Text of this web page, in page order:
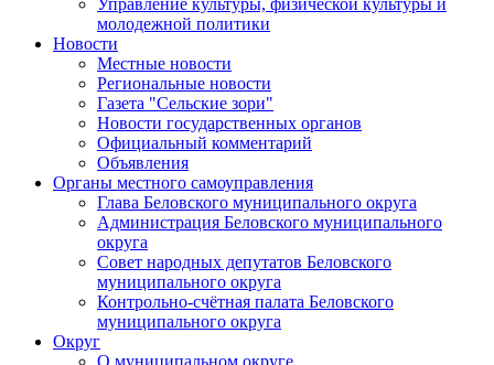
Управление культуры, физической культуры и
молодежной политики
Новости
Местные новости
Региональные новости
Газета "Сельские зори"
Новости государственных органов
Официальный комментарий
Объявления
Органы местного самоуправления
Глава Беловского муниципального округа
Администрация Беловского муниципального
округа
Совет народных депутатов Беловского
муниципального округа
Контрольно-счётная палата Беловского
муниципального округа
Округ
О муниципальном округе